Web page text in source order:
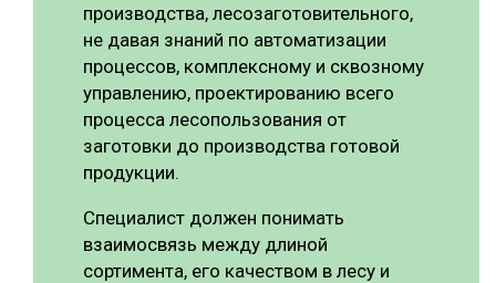
производства, лесозаготовительного,
не давая знаний по автоматизации
процессов, комплексному и сквозному
управлению, проектированию всего
процесса лесопользования от
заготовки до производства готовой
продукции.
Специалист должен понимать
взаимосвязь между длиной
сортимента, его качеством в лесу и